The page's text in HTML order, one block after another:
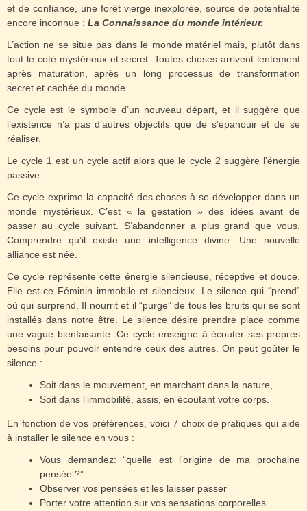
et de confiance, une forêt vierge inexplorée, source de potentialité
encore inconnue : La Connaissance du monde intérieur.
L’action ne se situe pas dans le monde matériel mais, plutôt dans
tout le coté mystérieux et secret. Toutes choses arrivent lentement
après maturation, après un long processus de transformation
secret et cachée du monde.
Ce cycle est le symbole d’un nouveau départ, et il suggère que
l’existence n’a pas d’autres objectifs que de s’épanouir et de se
réaliser.
Le cycle 1 est un cycle actif alors que le cycle 2 suggère l’énergie
passive.
Ce cycle exprime la capacité des choses à se développer dans un
monde mystérieux. C’est « la gestation » des idées avant de
passer au cycle suivant. S’abandonner a plus grand que vous.
Comprendre qu’il existe une intelligence divine. Une nouvelle
alliance est née.
Ce cycle représente cette énergie silencieuse, réceptive et douce.
Elle est-ce Féminin immobile et silencieux. Le silence qui “prend”
où qui surprend. Il nourrit et il “purge” de tous les bruits qui se sont
installés dans notre être. Le silence désire prendre place comme
une vague bienfaisante. Ce cycle enseigne à écouter ses propres
besoins pour pouvoir entendre ceux des autres. On peut goûter le
silence :
Soit dans le mouvement, en marchant dans la nature,
Soit dans l’immobilité, assis, en écoutant votre corps.
En fonction de vos préférences, voici 7 choix de pratiques qui aide
à installer le silence en vous :
Vous demandez: “quelle est l’origine de ma prochaine
pensée ?”
Observer vos pensées et les laisser passer
Porter votre attention sur vos sensations corporelles